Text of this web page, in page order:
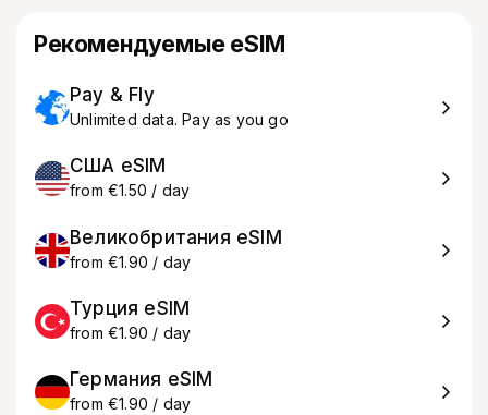
Рекомендуемые eSIM
Pay & Fly
Unlimited data. Pay as you go
США eSIM
from €1.50 / day
Великобритания eSIM
from €1.90 / day
Турция eSIM
from €1.90 / day
Германия eSIM
from €1.90 / day